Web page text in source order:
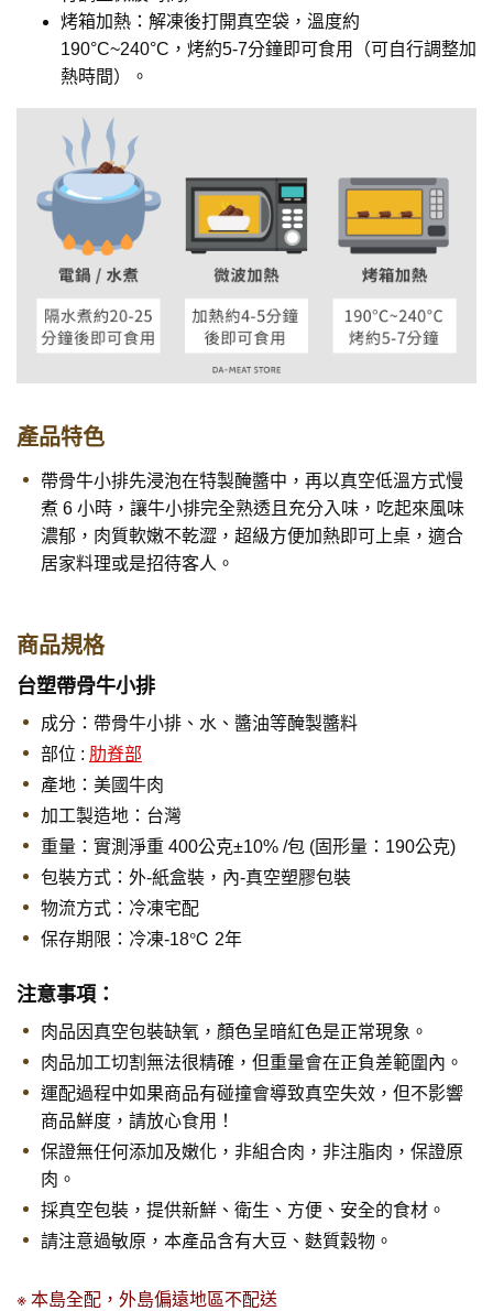
烤箱加熱：解凍後打開真空袋，溫度約
190°C~240°C，烤約5-7分鐘即可食用（可自行調整加
熱時間）。
產品特色
帶骨牛小排先浸泡在特製醃醬中，再以真空低溫方式慢
煮 6 小時，讓牛小排完全熟透且充分入味，吃起來風味
濃郁，肉質軟嫩不乾澀，超級方便加熱即可上桌，適合
居家料理或是招待客人。
商品規格
台塑帶骨牛小排
成分：帶骨牛小排、水、醬油等醃製醬料
部位 : 肋脊部
產地：美國牛肉
加工製造地：台灣
重量：實測淨重 400公克±10% /包 (固形量：190公克)
包裝方式：外-紙盒裝，內-真空塑膠包裝
物流方式：冷凍宅配
保存期限： 冷凍-18℃ 2年
注意事項：
肉品因真空包裝缺氧，顏色呈暗紅色是正常現象。
肉品加工切割無法很精確，但重量會在正負差範圍內。
運配過程中如果商品有碰撞會導致真空失效，但不影響
商品鮮度，請放心食用！
保證無任何添加及嫩化，非組合肉，非注脂肉，保證原
肉。
採真空包裝，提供新鮮、衛生、方便、安全的食材。
請注意過敏原，本產品含有大豆、麩質穀物。
※ 本島全配，外島偏遠地區不配送